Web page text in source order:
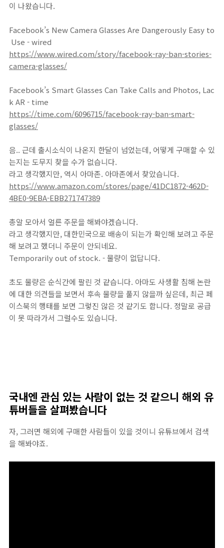
이 나왔습니다.
Facebook’s New Camera Glasses Are Dangerously Easy to
Use - wired
https://www.wired.com/story/facebook-ray-ban-stories-
camera-glasses/
Facebook’s Smart Glasses Can Take Calls and Photos, Lac
k AR - time
https://time.com/6096715/facebook-ray-ban-smart-
glasses/
음.. 근데 출시소식이 나온지 한달이 넘었는데, 어떻게 구매할 수 있
는지는 도무지 찾을 수가 없습니다.
라고 생각했지만, 역시 아마존. 아마존에서 찾았습니다.
https://www.amazon.com/stores/page/41DC1872-462D-
4BE0-9EBA-EBB271747389
총알 모아서 얼른 주문을 해봐야겠습니다.
라고 생각했지만, 대한민국으로 배송이 되는가 확인해 보려고 주문
해 보려고 했더니 주문이 안되네요.
Temporarily out of stock. - 물량이 없답니다.
초도 물량은 순식간에 팔린 것 같습니다. 아마도 사생활 침해 논란
에 대한 의견들을 보면서 후속 물량을 풀지 않을까 싶은데, 최근 페
이스북의 행태를 보면 그렇진 않은 것 같기도 합니다. 정말로 공급
이 못 따라가서 그럴수도 있습니다.
국내엔 관심 있는 사람이 없는 것 같으니 해외 유
튜버들을 살펴봤습니다
자, 그러면 해외에 구매한 사람들이 있을 것이니 유튜브에서 검색
을 해봐야죠.